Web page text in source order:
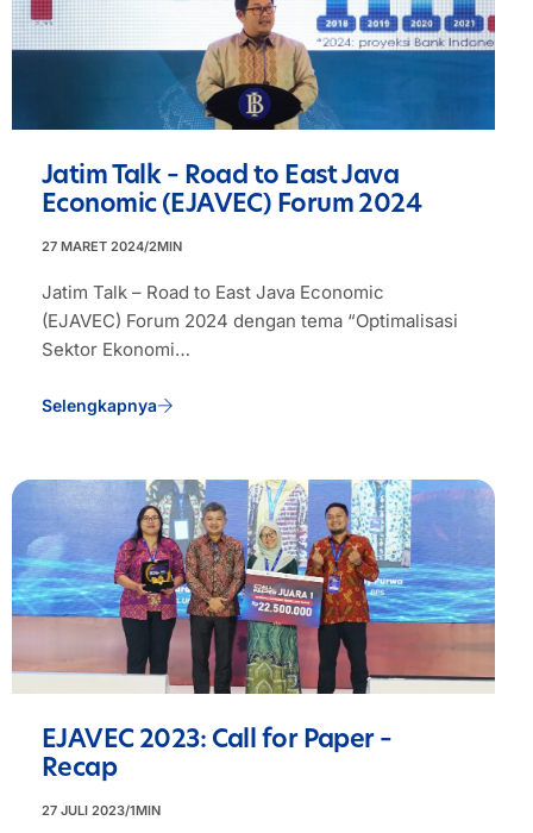
Jatim Talk – Road to East Java
Economic (EJAVEC) Forum 2024
27 MARET 2024/2MIN
Jatim Talk – Road to East Java Economic
(EJAVEC) Forum 2024 dengan tema “Optimalisasi
Sektor Ekonomi…
Selengkapnya
EJAVEC 2023: Call for Paper –
Recap
27 JULI 2023/1MIN